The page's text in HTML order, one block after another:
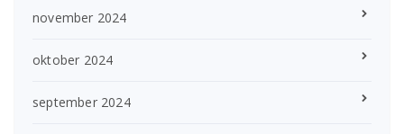
november 2024
oktober 2024
september 2024